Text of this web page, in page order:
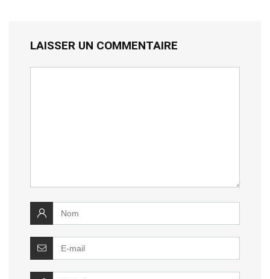
LAISSER UN COMMENTAIRE